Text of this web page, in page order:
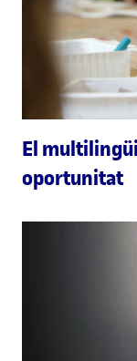
El
oportunitat